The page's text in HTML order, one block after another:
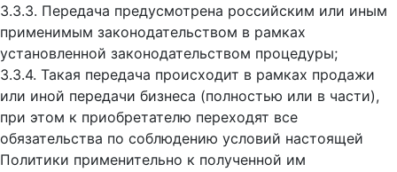
3.3.3. Передача предусмотрена российским или иным
применимым законодательством в рамках
установленной законодательством процедуры;
3.3.4. Такая передача происходит в рамках продажи
или иной передачи бизнеса (полностью или в части),
при этом к приобретателю переходят все
обязательства по соблюдению условий настоящей
Политики применительно к полученной им